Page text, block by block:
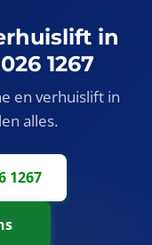
in
1267
en verhuislift in
alles.
1267